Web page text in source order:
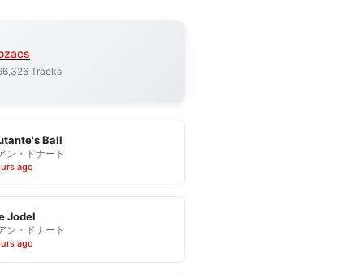
Tracks
Ball
ン・ドナート
ago
Jodel
ン・ドナート
ago